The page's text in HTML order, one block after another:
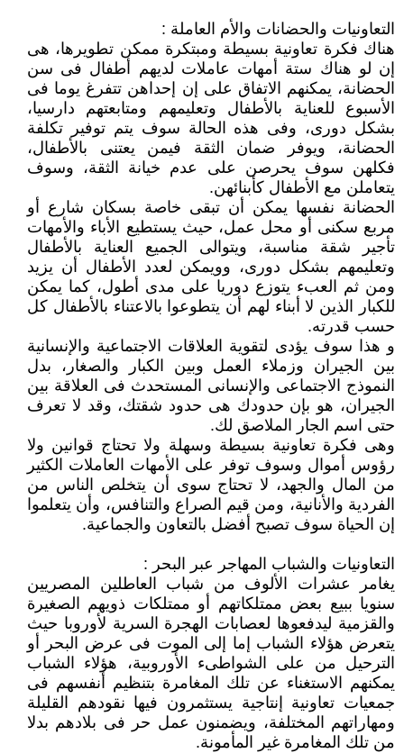
التعاونيات والحضانات والأم العاملة :
هناك فكرة تعاونية بسيطة ومبتكرة ممكن تطويرها، هى
إن لو هناك ستة أمهات عاملات لديهم أطفال فى سن
الحضانة، يمكنهم الاتفاق على إن إحداهن تتفرغ يوما فى
الأسبوع للعناية بالأطفال وتعليمهم ومتابعتهم دارسيا،
بشكل دورى، وفى هذه الحالة سوف يتم توفير تكلفة
الحضانة، ويوفر ضمان الثقة فيمن يعتنى بالأطفال،
فكلهن سوف يحرصن على عدم خيانة الثقة، وسوف
يتعاملن مع الأطفال كأبنائهن.
الحضانة نفسها يمكن أن تبقى خاصة بسكان شارع أو
مربع سكنى أو محل عمل، حيث يستطيع الأباء والأمهات
تأجير شقة مناسبة، ويتوالى الجميع العناية بالأطفال
وتعليمهم بشكل دورى، وويمكن لعدد الأطفال أن يزيد
ومن ثم العبء يتوزع دوريا على مدى أطول، كما يمكن
للكبار الذين لا أبناء لهم أن يتطوعوا بالاعتناء بالأطفال كل
حسب قدرته.
و هذا سوف يؤدى لتقوية العلاقات الاجتماعية والإنسانية
بين الجيران وزملاء العمل وبين الكبار والصغار، بدل
النموذج الاجتماعى والإنسانى المستحدث فى العلاقة بين
الجيران، هو بإن حدودك هى حدود شقتك، وقد لا تعرف
حتى اسم الجار الملاصق لك.
وهى فكرة تعاونية بسيطة وسهلة ولا تحتاج قوانين ولا
رؤوس أموال وسوف توفر على الأمهات العاملات الكثير
من المال والجهد، لا تحتاج سوى أن يتخلص الناس من
الفردية والأنانية، ومن قيم الصراع والتنافس، وأن يتعلموا
إن الحياة سوف تصبح أفضل بالتعاون والجماعية.
التعاونيات والشباب المهاجر عبر البحر :
يغامر عشرات الألوف من شباب العاطلين المصريين
سنويا ببيع بعض ممتلكاتهم أو ممتلكات ذويهم الصغيرة
والقزمية ليدفعوها لعصابات الهجرة السرية لأوروبا حيث
يتعرض هؤلاء الشباب إما إلى الموت فى عرض البحر أو
الترحيل من على الشواطىء الأوروبية، هؤلاء الشباب
يمكنهم الاستغناء عن تلك المغامرة بتنظيم أنفسهم فى
جمعيات تعاونية إنتاجية يستثمرون فيها نقودهم القليلة
ومهاراتهم المختلفة، ويضمنون عمل حر فى بلادهم بدلا
من تلك المغامرة غير المأمونة.